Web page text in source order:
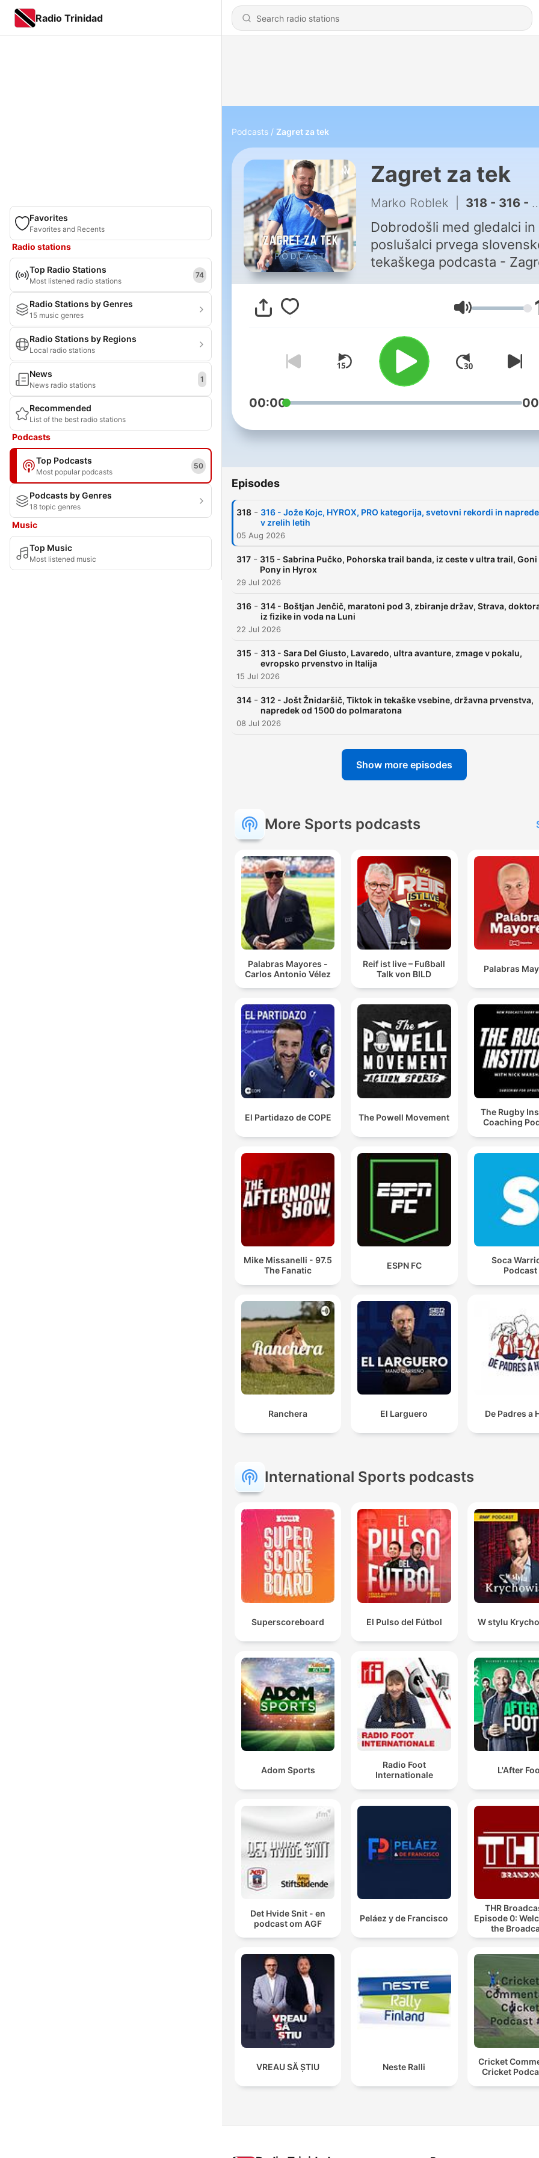
Radio Trinidad
Favorites
Favorites and Recents
Radio stations
Top Radio Stations
Most listened radio stations
74
Radio Stations by Genres
15 music genres
Radio Stations by Regions
Local radio stations
News
News radio stations
1
Recommended
List of the best radio stations
Podcasts
Top Podcasts
Most popular podcasts
50
Podcasts by Genres
18 topic genres
Music
Top Music
Most listened music
Podcasts Zagret za tek
Zagret za tek
Marko Roblek 318 - 316 - Jože Kojc, HYROX, PRO kategorija, svetovni rekordi in napredek v zrelih letih
Dobrodošli med gledalci in
poslušalci prvega
tekaškega podcasta -
Roblek skupaj z gosti
poskušam biti
provokativen. Naročite se zdaj!
Lahko po mili volji tudi
všečkate in delite. Celo
donirate! Hvaležen iz srca,
Volume
00:00
Episodes
318 - 316 - Jože Kojc, HYROX, PRO kategorija, svetovni rekordi in
v zrelih letih
05 Aug 2026
317 - 315 - Sabrina Pučko, Pohorska trail banda, iz ceste v ultra trail, Goni
Pony in Hyrox
29 Jul 2026
316 - 314 - Boštjan Jenčič, maratoni pod 3, zbiranje držav, Strava,
iz fizike in voda na Luni
22 Jul 2026
315 - 313 - Sara Del Giusto, Lavaredo, ultra avanture, zmage v pokalu,
evropsko prvenstvo in Italija
15 Jul 2026
314 - 312 - Jošt Žnidaršič, Tiktok in tekaške vsebine, državna prvenstva,
napredek od 1500 do polmaratona
08 Jul 2026
Show more episodes
More Sports podcasts
Palabras Mayores -
Carlos Antonio Vélez
Reif ist live – Fußball
Talk von BILD
Palabras
El Partidazo de COPE The Powell Movement
The Rugby
Coaching
Mike Missanelli - 97.5
The Fanatic
ESPN FC
Soca
Podcast
Ranchera El Larguero De Padres a
International Sports podcasts
Superscoreboard El Pulso del Fútbol W stylu
Adom Sports
Radio Foot
Internationale
L'After
Det Hvide Snit - en
podcast om AGF
Peláez y de Francisco
THR
Episode 0:
the
VREAU SĂ ȘTIU Neste Ralli
Cricket
Cricket